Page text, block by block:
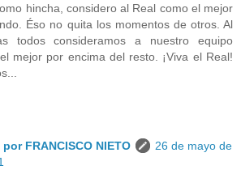
hincha, considero al Real como el mejor
Éso no quita los momentos de otros. Al
todos consideramos a nuestro equipo
mejor por encima del resto. ¡Viva el Real!
FRANCISCO NIETO
26 de mayo de